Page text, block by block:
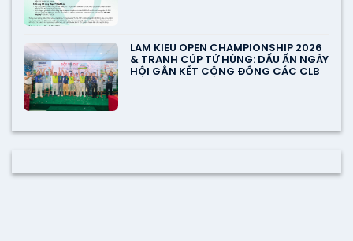
LAM KIEU OPEN CHAMPIONSHIP 2026
& TRANH CÚP TỨ HÙNG: DẤU ẤN NGÀY
HỘI GẮN KẾT CỘNG ĐỒNG CÁC CLB